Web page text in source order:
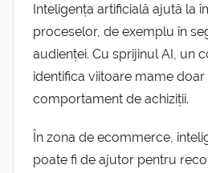
Inteligența artificială ajută la
proceselor, de exemplu în
audienței. Cu sprijinul AI, un
identifica viitoare mame
comportament de achiziții.
În zona de ecommerce,
poate fi de ajutor pentru